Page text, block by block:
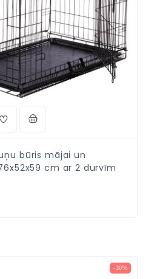
būris mājai un
cm ar 2 durvīm
-30%